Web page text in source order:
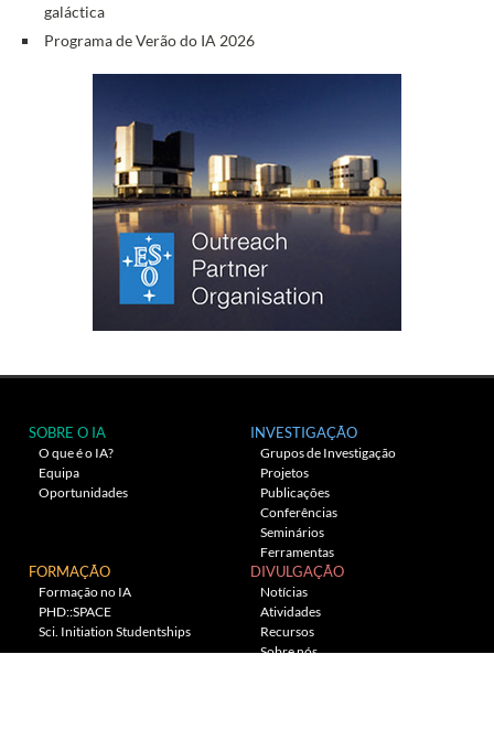
galáctica
Programa de Verão do IA 2026
SOBRE O IA
O que é o IA?
Equipa
Oportunidades
INVESTIGAÇÃO
Grupos de Investigação
Projetos
Publicações
Conferências
Seminários
Ferramentas
FORMAÇÃO
Formação no IA
PHD::SPACE
Sci. Initiation Studentships
DIVULGAÇÃO
Notícias
Atividades
Recursos
Sobre nós